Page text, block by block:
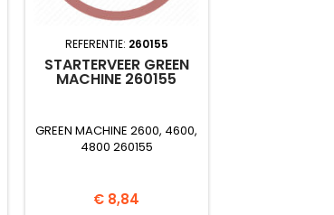
REFERENTIE: 260155
STARTERVEER GREEN
MACHINE 260155
GREEN MACHINE 2600, 4600,
4800 260155
Prijs
€ 8,84